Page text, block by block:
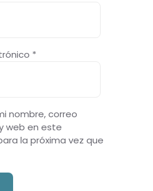
*
nombre, correo
web en este
la próxima vez que